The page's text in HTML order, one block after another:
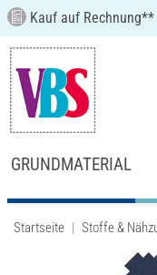
Kauf auf Rechnung**
GRUNDMATERIAL
Startseite Stoffe &